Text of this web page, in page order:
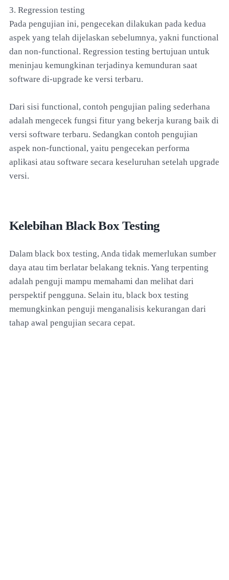
3. Regression testing
Pada pengujian ini, pengecekan dilakukan pada kedua
aspek yang telah dijelaskan sebelumnya, yakni functional
dan non-functional. Regression testing bertujuan untuk
meninjau kemungkinan terjadinya kemunduran saat
software di-upgrade ke versi terbaru.
Dari sisi functional, contoh pengujian paling sederhana
adalah mengecek fungsi fitur yang bekerja kurang baik di
versi software terbaru. Sedangkan contoh pengujian
aspek non-functional, yaitu pengecekan performa
aplikasi atau software secara keseluruhan setelah upgrade
versi.
Kelebihan Black Box Testing
Dalam black box testing, Anda tidak memerlukan sumber
daya atau tim berlatar belakang teknis. Yang terpenting
adalah penguji mampu memahami dan melihat dari
perspektif pengguna. Selain itu, black box testing
memungkinkan penguji menganalisis kekurangan dari
tahap awal pengujian secara cepat.